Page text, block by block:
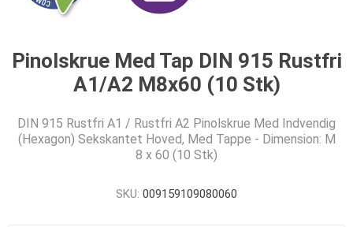
Pinolskrue Med Tap DIN 915 Rustfri
A1/A2 M8x60 (10 Stk)
DIN 915 Rustfri A1 / Rustfri A2 Pinolskrue Med Indvendig
(Hexagon) Sekskantet Hoved, Med Tappe - Dimension: M
8 x 60 (10 Stk)
SKU: 009159109080060